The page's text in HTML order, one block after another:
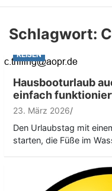
Schlagwort:
REISEN
Hausbooturlaub
einfach
23. März 2026
Den Urlaubstag mit
starten, die Füße im